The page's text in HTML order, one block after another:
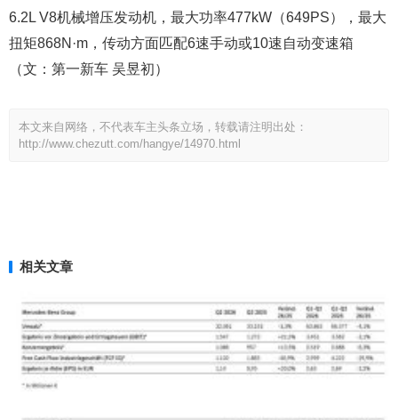
6.2L V8机械增压发动机，最大功率477kW（649PS），最大
扭矩868N·m，传动方面匹配6速手动或10速自动变速箱
（文：第一新车 吴昱初）
本文来自网络，不代表车主头条立场，转载请注明出处：
http://www.chezutt.com/hangye/14970.html
相关文章